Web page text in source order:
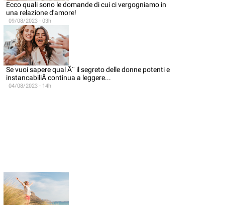
Ecco quali sono le domande di cui ci vergogniamo in
una relazione d'amore!
09/08/2023 - 03h
Se vuoi sapere qual Ã¨ il segreto delle donne potenti e
instancabiliÂ continua a leggere...
04/08/2023 - 14h